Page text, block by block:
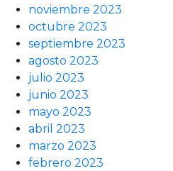
noviembre 2023
octubre 2023
septiembre 2023
agosto 2023
julio 2023
junio 2023
mayo 2023
abril 2023
marzo 2023
febrero 2023